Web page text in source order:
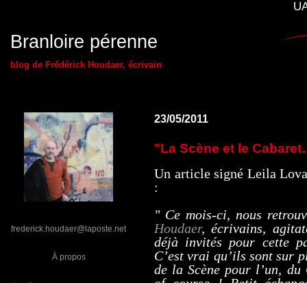
Branloire pérenne
blog de Frédérick Houdaer, écrivain
frederick.houdaer@laposte.net
À propos
23/05/2011
"La Scène et le
Un article signé Leila
:
" Ce mois-ci, nous
Houdaer, écrivains,
déjà invités pour cette
C’est vrai qu’ils sont sur
de la Scène pour l’un,